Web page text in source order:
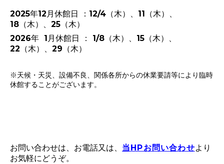
2025年12月休館日 ：12/4 （木）、11（木）、
18（木）
、25（木）
2026年 1月休館日 ： 1/8 （木）、15（木）、
22（木）
、29（木）
※天候・天災、設備不良、関係各所からの休業要請等により臨時
休館することがございます。
お問い合わせは、お電話又は、 当HPお問い合わせより
お気軽にどうぞ。